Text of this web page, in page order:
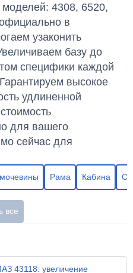
моделей: 4308, 6520,
в
узаконить
базу до
специфики каждой
высокое
удлиненной
для вашего
сейчас для
Рама Кабина
все